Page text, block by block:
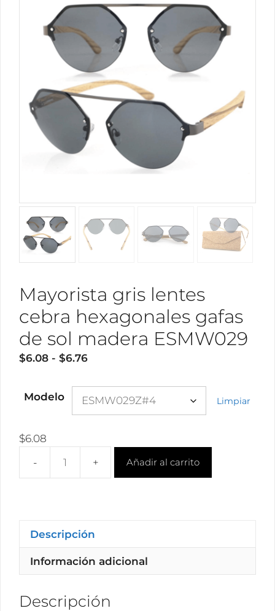
Mayorista gris lentes
cebra hexagonales gafas
de sol madera ESMW029
$6.08 - $6.76Rango
precios:
desde
Modelo Limpiar
$6.08
Mayorista
gafas
de
Añadir al carrito
Descripción
Información adicional
Descripción